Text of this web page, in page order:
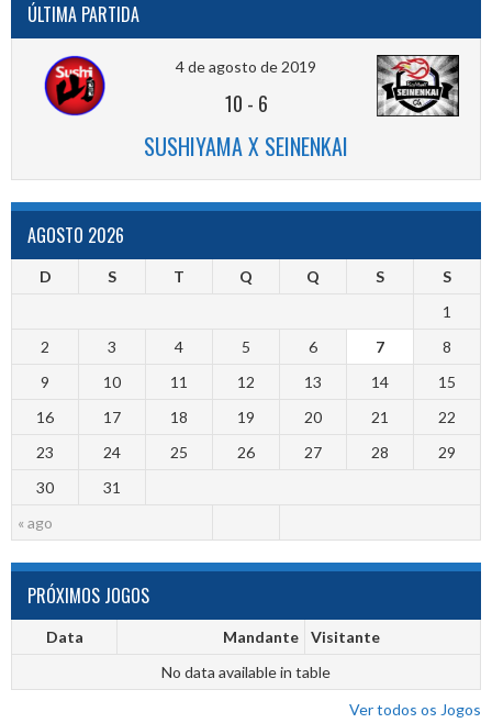
ÚLTIMA PARTIDA
4 de agosto de 2019
10 - 6
SUSHIYAMA X SEINENKAI
AGOSTO 2026
D S T Q Q S S
« ago
1
2
3 4 5 6 7
8
9
10 11 12 13 14
15
16
17 18 19 20 21
22
23
24 25 26 27 28
29
30
31
PRÓXIMOS JOGOS
Data Mandante
Visitante
No data available in table
Ver todos os Jogos